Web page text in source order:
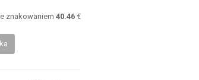
znakowaniem 40.46€